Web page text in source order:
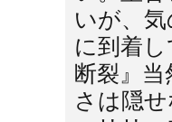
いが、
に到着
断裂』
さは隠せ